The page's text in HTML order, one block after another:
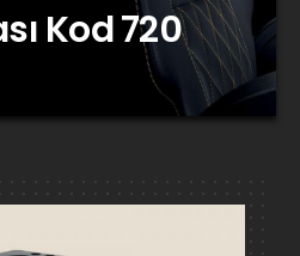
Kod 720
Kuaför Salonu Tasarımı, Berber
Berber Tezgahı, kuaför